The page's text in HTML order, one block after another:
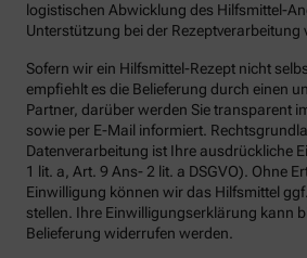
logistischen Abwicklung des Hilfsmittel-
Unterstützung bei der Rezeptverarbeitung
Sofern wir ein Hilfsmittel-Rezept nicht
empfiehlt es die Belieferung durch einen
Partner, darüber werden Sie transparent
sowie per E-Mail informiert.
Datenverarbeitung ist Ihre ausdrückliche
1 lit. a, Art. 9 Ans- 2 lit. a DSGVO). Ohne
Einwilligung können wir das Hilfsmittel
stellen. Ihre Einwilligungserklärung kann
Belieferung widerrufen werden.